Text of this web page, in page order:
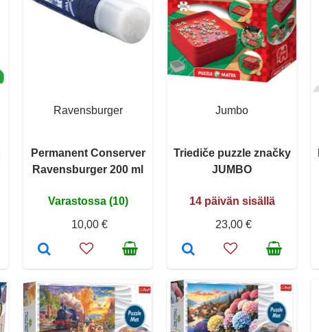
Ravensburger
Permanent Conserver
Ravensburger 200 ml
Varastossa (10)
10,00 €
Jumbo
Triediče puzzle značky
JUMBO
14 päivän sisällä
23,00 €